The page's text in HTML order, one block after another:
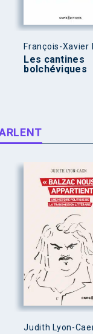
François-Xavier
Les cantines
bolchéviques
Judith Lyon-